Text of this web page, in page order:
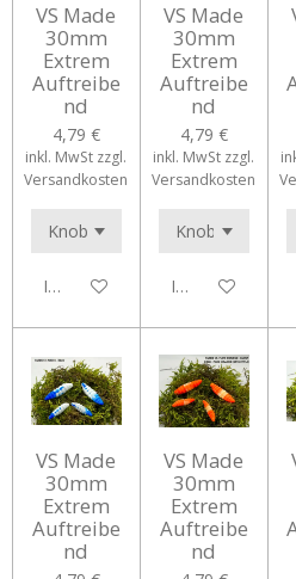
VS Made
30mm
Extrem
Auftreibe
nd
4,79 €
inkl. MwSt zzgl.
Versandkosten
In den Warenkorb
VS Made
30mm
Extrem
Auftreibe
nd
4,79 €
inkl. MwSt zzgl.
Versandkosten
In den
VS Made
30mm
Extrem
Auftreibe
nd
VS Made
30mm
Extrem
Auftreibe
nd